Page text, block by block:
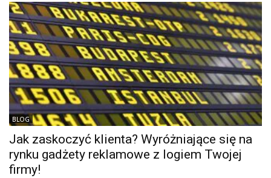
BLOG
Jak zaskoczyć klienta? Wyróżniające się na
rynku gadżety reklamowe z logiem Twojej
firmy!